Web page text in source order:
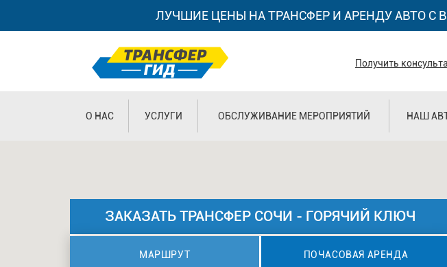
ЛУЧШИЕ ЦЕНЫ НА ТРАНСФЕР И АРЕНДУ АВТО
Получить
О НАС УСЛУГИ ОБСЛУЖИВАНИЕ МЕРОПРИЯТИЙ НАШ
ЗАКАЗАТЬ ТРАНСФЕР СОЧИ - ГОРЯЧИЙ КЛЮЧ
МАРШРУТ ПОЧАСОВАЯ АРЕНДА